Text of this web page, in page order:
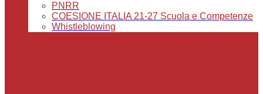
PNRR
COESIONE ITALIA 21-27 Scuola e Competenze
Whistleblowing